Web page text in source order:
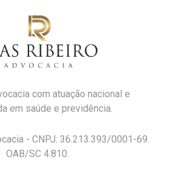
com atuação nacional e
em saúde e previdência.
- CNPJ: 36.213.393/0001-69.
OAB/SC 4.810.